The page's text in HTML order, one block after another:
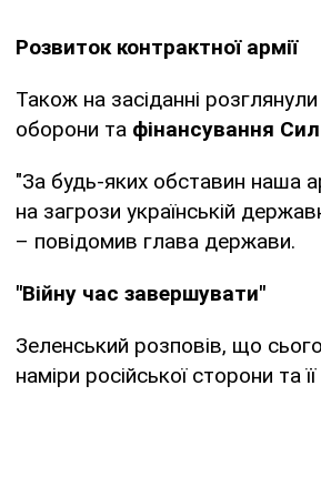
Розвиток контрактної армії
Також на засіданні
оборони та фінансування
"За будь-яких обставин наша
на загрози українській
– повідомив глава держави.
"Війну час завершувати"
Зеленський розповів, що
наміри російської сторони та